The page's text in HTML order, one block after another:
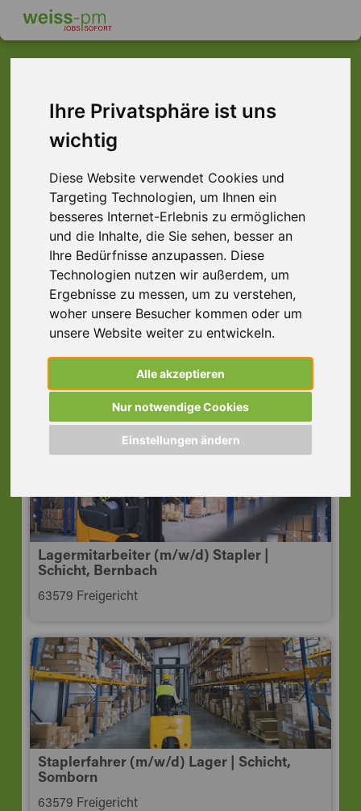
Ihre Privatsphäre ist uns
wichtig
Diese Website verwendet Cookies und
Targeting Technologien, um Ihnen ein
besseres Internet-Erlebnis zu ermöglichen
und die Inhalte, die Sie sehen, besser an
Ihre Bedürfnisse anzupassen. Diese
Technologien nutzen wir außerdem, um
Ergebnisse zu messen, um zu verstehen,
woher unsere Besucher kommen oder um
unsere Website weiter zu entwickeln.
Alle akzeptieren
Nur notwendige Cookies
Einstellungen ändern
Dieser Job ist leider
nicht mehr verfügbar ...
... aber vielleicht ist hier etwas dabei:
Chemie, Karlstein
63791 Karlstein a. Main
Lagermitarbeiter (m/w/d) Stapler |
Schicht, Bernbach
63579 Freigericht
Staplerfahrer (m/w/d) Lager | Schicht,
Somborn
63579 Freigericht